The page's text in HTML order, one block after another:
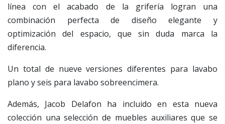
línea con el acabado de la grifería logran una
combinación perfecta de diseño elegante y
optimización del espacio, que sin duda marca la
diferencia.
Un total de nueve versiones diferentes para lavabo
plano y seis para lavabo sobreencimera.
Además, Jacob Delafon ha incluido en esta nueva
colección una selección de muebles auxiliares que se